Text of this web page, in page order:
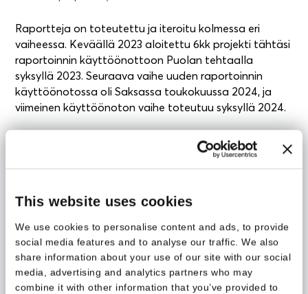
This website uses cookies
We use cookies to personalise content and ads, to provide
social media features and to analyse our traffic. We also
share information about your use of our site with our social
media, advertising and analytics partners who may
combine it with other information that you’ve provided to
Raportteja on toteutettu ja iteroitu kolmessa eri
vaiheessa. Keväällä 2023 aloitettu 6kk projekti tähtäsi
raportoinnin käyttöönottoon Puolan tehtaalla
syksyllä 2023. Seuraava vaihe uuden raportoinnin
käyttöönotossa oli Saksassa toukokuussa 2024, ja
viimeinen käyttöönoton vaihe toteutuu syksyllä 2024.
Walki Group raportointi, Orders and sales by customer